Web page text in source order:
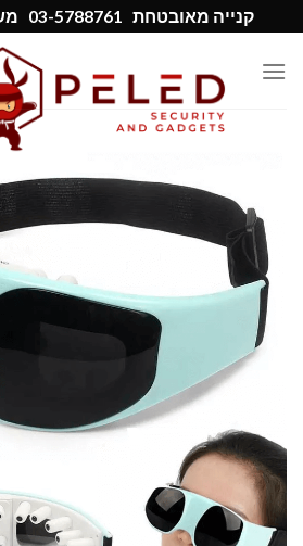
to
content
קנייה מאובטחת 03-5788761